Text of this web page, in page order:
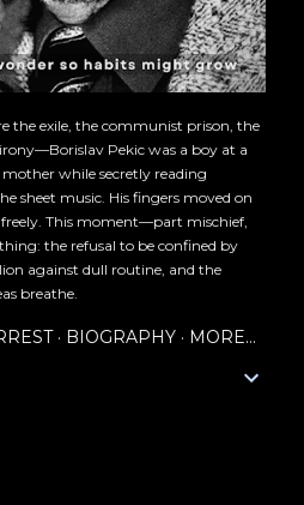
the exile, the communist prison, the
Pekic was a boy at a
while secretly reading
sheet music. His fingers moved on
This moment—part mischief,
the refusal to be confined by
against dull routine, and the
breathe.
BIOGRAPHY MORE…